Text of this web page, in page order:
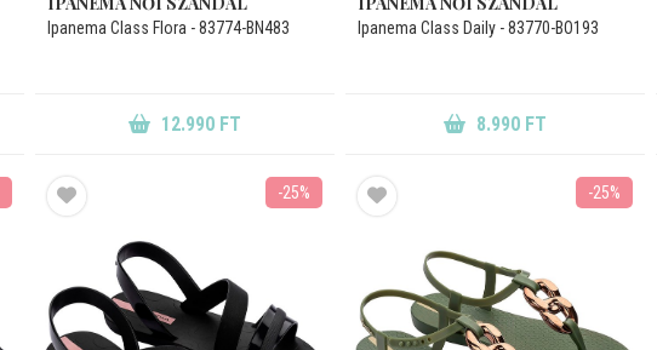
Ipanema Class Flora - 83774-BN483
12.990 FT
Ipanema Class Daily - 83770-BO193
8.990 FT
-25% -25%